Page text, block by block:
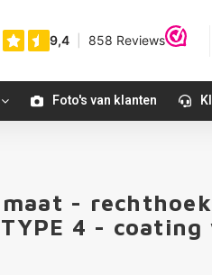
Foto's van klanten
-
4 - coating